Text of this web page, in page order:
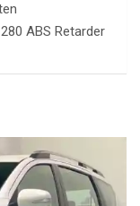
ABS Retarder